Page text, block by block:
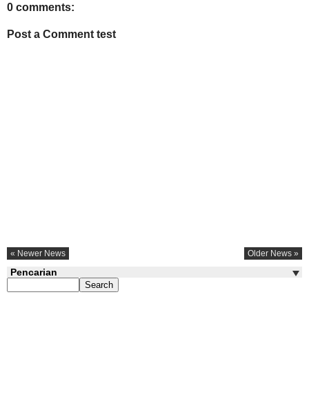
0 comments:
Post a Comment test
« Newer News Older News »
Pencarian